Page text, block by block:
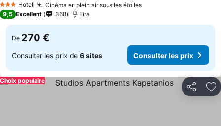
3 ÉtoilesHotel Cinéma en plein air sous les étoiles
9,5 Excellent 368 Fira
De 270 €
Consulter les prix de 6 sites Consulter les prix
Partager
Choix populaire